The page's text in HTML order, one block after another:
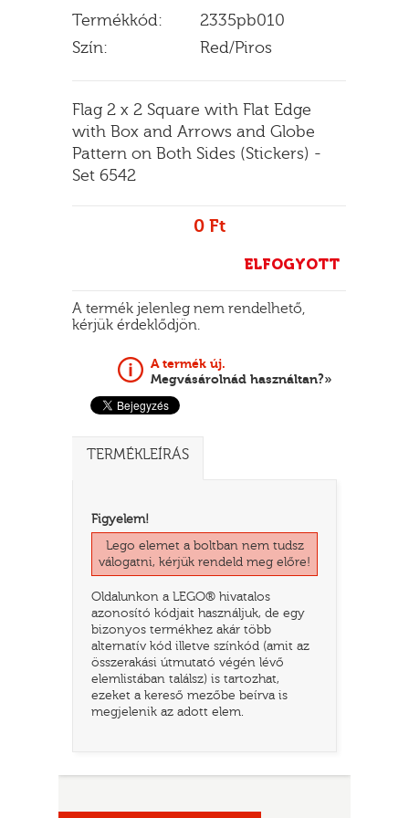
Termékkód:
2335pb010
Szín:
Red/Piros
Flag 2 x 2 Square with Flat Edge
with Box and Arrows and Globe
Pattern on Both Sides (Stickers) -
Set 6542
0 Ft
ELFOGYOTT
A termék jelenleg nem rendelhető,
kérjük érdeklődjön.
A termék új.
Megvásárolnád használtan?»
TERMÉKLEÍRÁS
Figyelem!
Lego elemet a boltban nem tudsz
válogatni, kérjük rendeld meg előre!
Oldalunkon a LEGO® hivatalos
azonosító kódjait használjuk, de egy
bizonyos termékhez akár több
alternatív kód illetve színkód (amit az
összerakási útmutató végén lévő
elemlistában találsz) is tartozhat,
ezeket a kereső mezőbe beírva is
megjelenik az adott elem.